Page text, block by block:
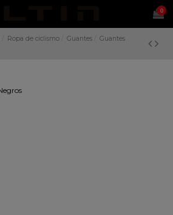
0
Ropa de ciclismo Guantes
Guantes